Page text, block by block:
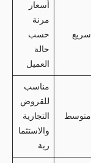
سريع
أسعار
مرنة
حسب
حالة
العميل
متوسط
مناسب
للقروض
التجارية
والاستثما
رية